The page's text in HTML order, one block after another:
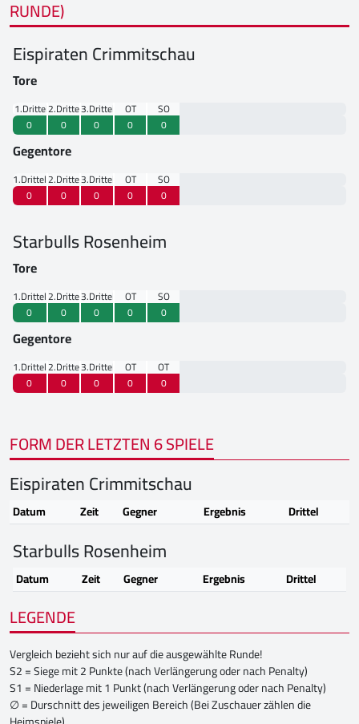
RUNDE)
Eispiraten Crimmitschau
Tore
1.Drittel2.Drittel3.Drittel OT
SO
0
0 0 0 0
Gegentore
1.Drittel2.Drittel3.Drittel OT
SO
0
0 0 0 0
Starbulls Rosenheim
Tore
1.Drittel2.Drittel3.Drittel OT
SO
0
0 0 0 0
Gegentore
1.Drittel2.Drittel3.Drittel OT
OT
0
0 0 0 0
FORM DER LETZTEN 6 SPIELE
Eispiraten Crimmitschau
Datum Zeit Gegner Ergebnis Drittel
Starbulls Rosenheim
Datum Zeit Gegner Ergebnis Drittel
LEGENDE
Vergleich bezieht sich nur auf die ausgewählte Runde!
S2 = Siege mit 2 Punkte (nach Verlängerung oder nach Penalty)
S1 = Niederlage mit 1 Punkt (nach Verlängerung oder nach Penalty)
∅ = Durschnitt des jeweiligen Bereich (Bei Zuschauer zählen die